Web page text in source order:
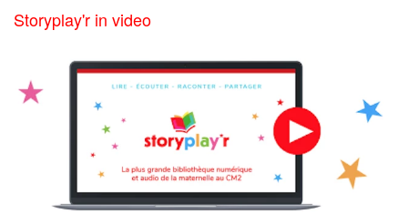
Storyplay'r in video